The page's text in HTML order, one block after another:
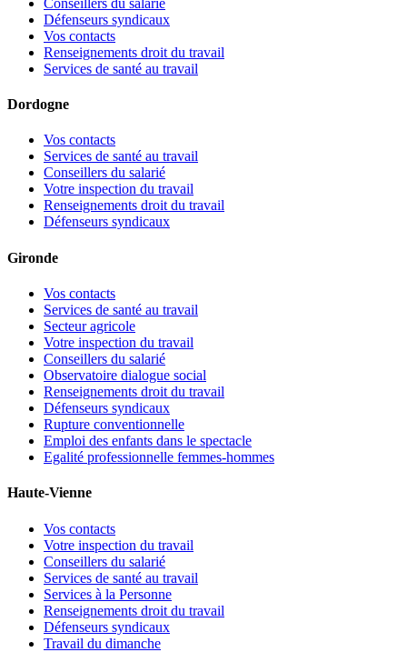
Conseillers du salarié
Défenseurs syndicaux
Vos contacts
Renseignements droit du travail
Services de santé au travail
Dordogne
Vos contacts
Services de santé au travail
Conseillers du salarié
Votre inspection du travail
Renseignements droit du travail
Défenseurs syndicaux
Gironde
Vos contacts
Services de santé au travail
Secteur agricole
Votre inspection du travail
Conseillers du salarié
Observatoire dialogue social
Renseignements droit du travail
Défenseurs syndicaux
Rupture conventionnelle
Emploi des enfants dans le spectacle
Egalité professionnelle femmes-hommes
Haute-Vienne
Vos contacts
Votre inspection du travail
Conseillers du salarié
Services de santé au travail
Services à la Personne
Renseignements droit du travail
Défenseurs syndicaux
Travail du dimanche